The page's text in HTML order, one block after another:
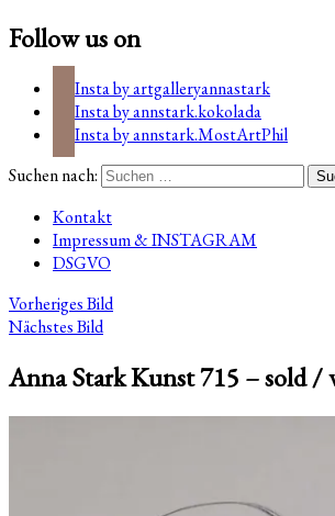
Follow us on
Insta by artgalleryannastark
Insta by annstark.kokolada
Insta by annstark.MostArtPhil
Suchen nach:
Kontakt
Impressum & INSTAGRAM
DSGVO
Vorheriges Bild
Nächstes Bild
Anna Stark Kunst 715 – sold /